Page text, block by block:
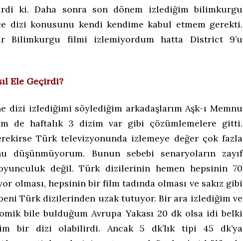
ki. Daha sonra son dönem izlediğim bilimkurgu
dizi konusunu kendi kendime kabul etmem gerekti.
Bilimkurgu filmi izlemiyordum hatta District 9’u
Ele Geçirdi?
dizi izlediğimi söylediğim arkadaşlarım Aşk-ı Memnu
de haftalık 3 dizim var gibi çözümlemelere gitti.
Türk televizyonunda izlemeye değer çok fazla
düşünmüyorum. Bunun sebebi senaryoların zayıf
değil. Türk dizilerinin hemen hepsinin 70
olması, hepsinin bir film tadında olması ve sakız gibi
Türk dizilerinden uzak tutuyor. Bir ara izlediğim ve
bile bulduğum Avrupa Yakası 20 dk olsa idi belki
bir dizi olabilirdi. Ancak 5 dk’lık tipi 45 dk’ya